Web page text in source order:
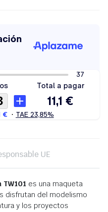
UE
TW101 es una maqueta
disfrutan del modelismo
y los proyectos